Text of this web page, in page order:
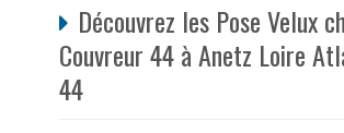
Découvrez les Pose Velux
Couvreur 44 à Anetz Loire
44